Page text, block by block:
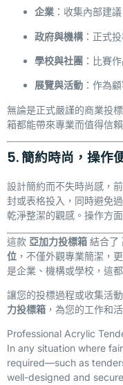
企業 ：收集內部建
政府與機構 ：正式
學校與社團 ：比賽
展覽與活動 ：作為
無論是正式嚴謹的商業投
箱都能帶來專業而值得信
5. 簡約時尚，操作
設計簡約而不失時尚感，
封或表格投入，同時避免
乾淨整潔的觀感。操作方
這款 亞加力投標箱 結合了
位 ，不僅外觀專業簡潔，
是企業、機構或學校，這
讓您的投標過程或收集活
力投標箱 ，為您的工作和
Professional Acrylic
In any situation where
required—such as
well-designed and